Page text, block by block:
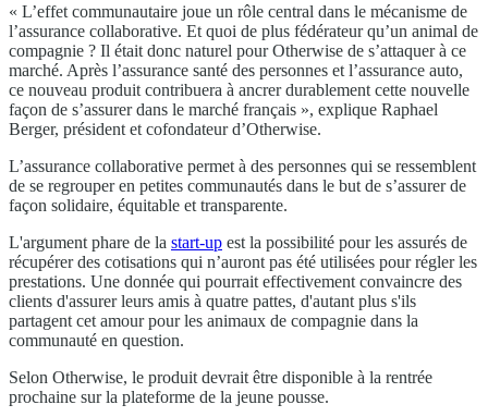
« L’effet communautaire joue un rôle central dans le mécanisme de
l’assurance collaborative. Et quoi de plus fédérateur qu’un animal de
compagnie ? Il était donc naturel pour Otherwise de s’attaquer à ce
marché. Après l’assurance santé des personnes et l’assurance auto,
ce nouveau produit contribuera à ancrer durablement cette nouvelle
façon de s’assurer dans le marché français », explique Raphael
Berger, président et cofondateur d’Otherwise.
L’assurance collaborative permet à des personnes qui se ressemblent
de se regrouper en petites communautés dans le but de s’assurer de
façon solidaire, équitable et transparente.
L'argument phare de la start-up est la possibilité pour les assurés de
récupérer des cotisations qui n’auront pas été utilisées pour régler les
prestations. Une donnée qui pourrait effectivement convaincre des
clients d'assurer leurs amis à quatre pattes, d'autant plus s'ils
partagent cet amour pour les animaux de compagnie dans la
communauté en question.
Selon Otherwise, le produit devrait être disponible à la rentrée
prochaine sur la plateforme de la jeune pousse.